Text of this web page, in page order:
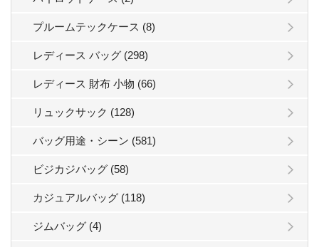
プルームテックケース (8)
レディース バッグ (298)
レディース 財布 小物 (66)
リュックサック (128)
バッグ用途・シーン (581)
ビジカジバッグ (58)
カジュアルバッグ (118)
ジムバッグ (4)